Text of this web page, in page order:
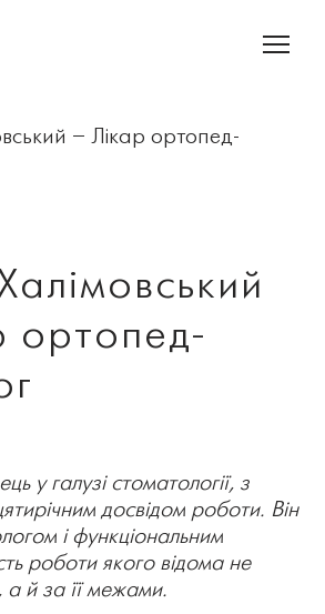
ортопед-
у галузі стоматології, з
досвідом роботи. Він
і функціональним
роботи якого відома не
а й за її межами.